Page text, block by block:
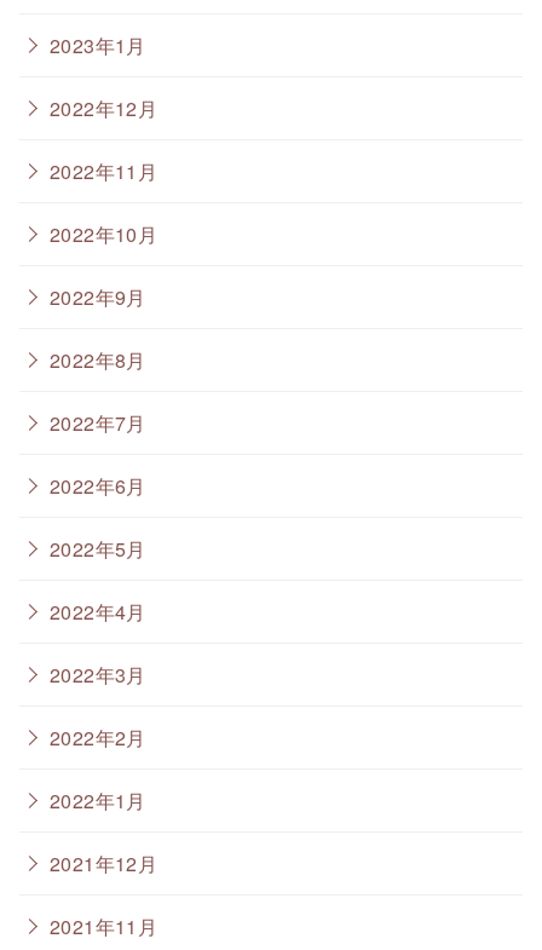
2023年1月
2022年12月
2022年11月
2022年10月
2022年9月
2022年8月
2022年7月
2022年6月
2022年5月
2022年4月
2022年3月
2022年2月
2022年1月
2021年12月
2021年11月